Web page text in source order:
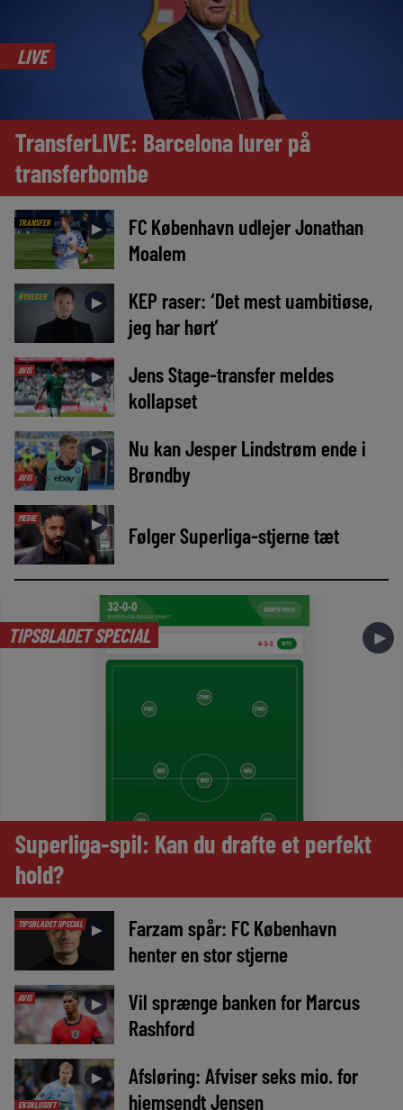
LIVE
TransferLIVE: Barcelona lurer på
transferbombe
TRANSFER ►
FC København udlejer Jonathan
Moalem
NYHEDER ►
KEP raser: ‘Det mest uambitiøse,
jeg har hørt’
AVIS ►
Jens Stage-transfer meldes
kollapset
AVIS
►
Nu kan Jesper Lindstrøm ende i
Brøndby
MEDIE ► Følger Superliga-stjerne tæt
TIPSBLADET SPECIAL ►
Superliga-spil: Kan du drafte et perfekt
hold?
TIPSBLADET SPECIAL ►
Farzam spår: FC København
henter en stor stjerne
AVIS ►
Vil sprænge banken for Marcus
Rashford
EKSKLUSIVT
►
Afsløring: Afviser seks mio. for
hjemsendt Jensen